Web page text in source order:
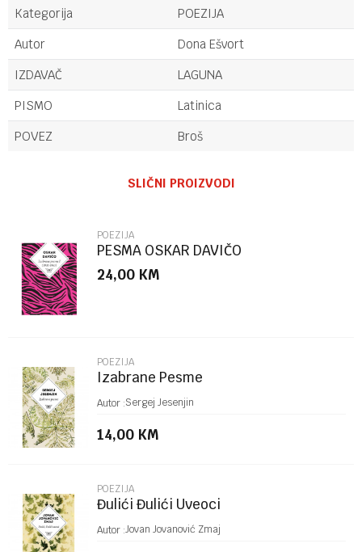
Kategorija
POEZIJA
Autor
Dona Ešvort
IZDAVAČ
LAGUNA
PISMO
Latinica
POVEZ
Broš
Poruka
POŠALJI
SLIČNI PROIZVODI
POEZIJA
PESMA OSKAR DAVIČO
24,00 KM
POEZIJA
Izabrane Pesme
Autor :Sergej Jesenjin
14,00 KM
POEZIJA
Đulići Đulići Uveoci
Autor :Jovan Jovanović Zmaj